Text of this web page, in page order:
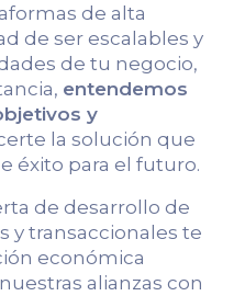
de alta
de ser escalables y
de tu negocio,
entendemos
y
la solución que
éxito para el futuro.
de desarrollo de
y transaccionales te
económica
alianzas con